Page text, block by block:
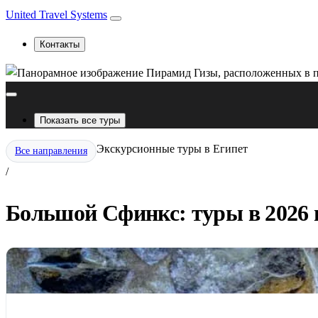
United Travel Systems
Контакты
Показать все туры
Все направления
/
Экскурсионные туры в Египет
Большой Сфинкс: туры в 2026